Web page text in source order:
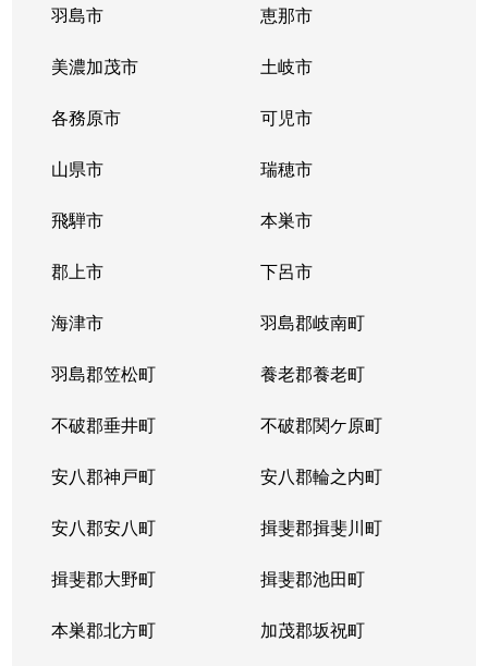
羽島市 恵那市
美濃加茂市 土岐市
各務原市 可児市
山県市 瑞穂市
飛騨市 本巣市
郡上市 下呂市
海津市 羽島郡岐南町
羽島郡笠松町 養老郡養老町
不破郡垂井町 不破郡関ケ原町
安八郡神戸町 安八郡輪之内町
安八郡安八町 揖斐郡揖斐川町
揖斐郡大野町 揖斐郡池田町
本巣郡北方町 加茂郡坂祝町